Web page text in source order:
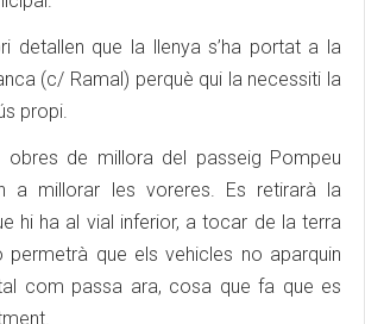
detallen que la llenya s’ha portat a la
(c/ Ramal) perquè qui la necessiti la
propi.
de millora del passeig Pompeu
a millorar les voreres. Es retirarà la
hi ha al vial inferior, a tocar de la terra
permetrà que els vehicles no aparquin
com passa ara, cosa que fa que es